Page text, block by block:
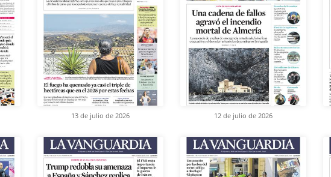
13 de julio de 2026 12 de julio de 2026